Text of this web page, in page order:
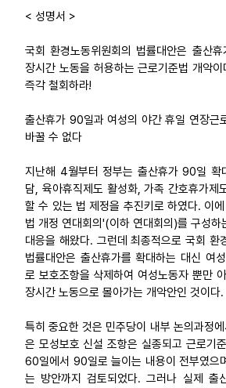
< 성명서 >
국회 환경노동위원회의 법률대안은 출산
장시간 노동을 허용하는 근로기준법 개악
즉각 철회하라!
출산휴가 90일과 여성의 야간 휴일 연장근
바꿀 수 없다
지난해 4월부터 정부는 출산휴가 90일 확
담, 육아휴직제도 활성화, 가족 간호휴가제
할 수 있는 법 제정을 추진키로 하였다. 이
법 개정 연대회의'(이하 연대회의)를 구성하
대응을 해왔다. 그런데 최종적으로 국회 환
법률대안은 출산휴가를 확대하는 대신 여
로 보호조항을 삭제하여 여성노동자 뿐만
장시간 노동으로 몰아가는 개악안인 것이다.
특히 중요한 것은 민주당이 내부 논의과정
은 모성보호 신설 조항은 실종되고 근로기
60일에서 90일로 늘이는 내용이 전부였으
는 방안까지 검토되었다. 그러나 실제 출